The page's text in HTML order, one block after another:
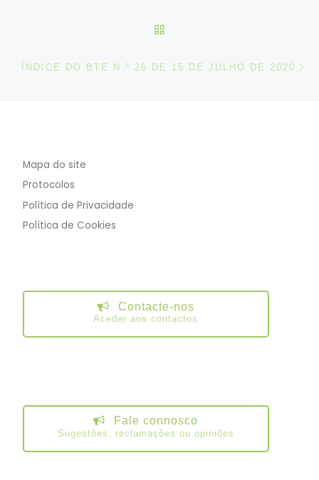
ÍNDICE DO BTE N.º 26 DE 15 DE JULHO DE 2020
Mapa do site
Protocolos
Política de Privacidade
Política de Cookies
Contacte-nos
Aceder aos contactos
Fale connosco
Sugestões, reclamações ou opiniões